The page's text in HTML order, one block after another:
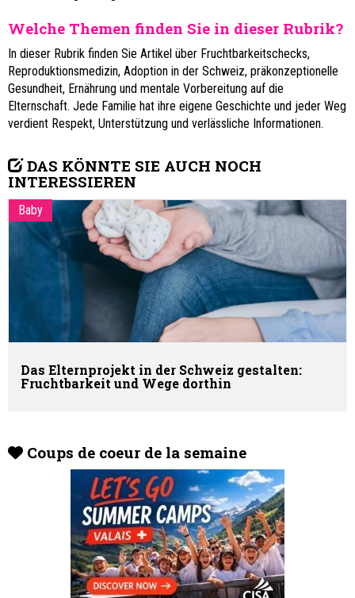
Welche Themen finden Sie in dieser Rubrik?
In dieser Rubrik finden Sie Artikel über Fruchtbarkeitschecks,
Reproduktionsmedizin, Adoption in der Schweiz, präkonzeptionelle
Gesundheit, Ernährung und mentale Vorbereitung auf die
Elternschaft. Jede Familie hat ihre eigene Geschichte und jeder Weg
verdient Respekt, Unterstützung und verlässliche Informationen.
DAS KÖNNTE SIE AUCH NOCH
INTERESSIEREN
Baby
Das Elternprojekt in der Schweiz gestalten:
Fruchtbarkeit und Wege dorthin
Coups de coeur de la semaine